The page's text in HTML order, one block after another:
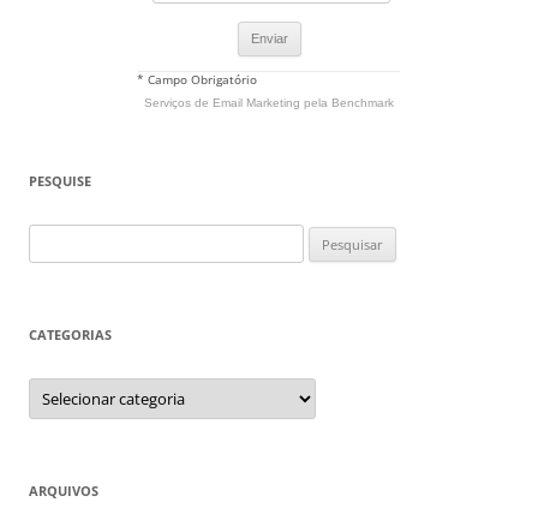
* Campo Obrigatório
Serviços de Email Marketing pela Benchmark
PESQUISE
por:
CATEGORIAS
Categorias
ARQUIVOS